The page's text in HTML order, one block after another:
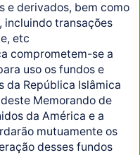
e derivados, bem como
incluindo transações
etc
comprometem-se a
uso os fundos e
da República Islâmica
Memorando de
da América e a
mutuamente os
desses fundos